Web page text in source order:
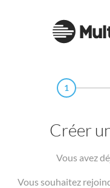
1
Créer
Vous avez
Vous souhaitez